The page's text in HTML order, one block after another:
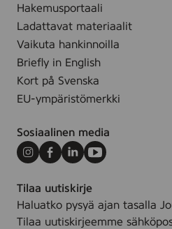
Hakemusportaali
Ladattavat materiaalit
Vaikuta hankinnoilla
Briefly in English
Kort på Svenska
EU-ympäristömerkki
Sosiaalinen media
Instagram
Facebook
LinkedInYoutube
Tilaa uutiskirje
Haluatko pysyä ajan tasalla
Tilaa uutiskirjeemme